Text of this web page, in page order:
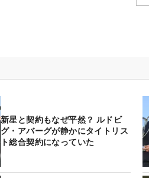
新星と契約もなぜ平然？ ルドビ
グ・アバーグが静かにタイトリス
ト総合契約になっていた